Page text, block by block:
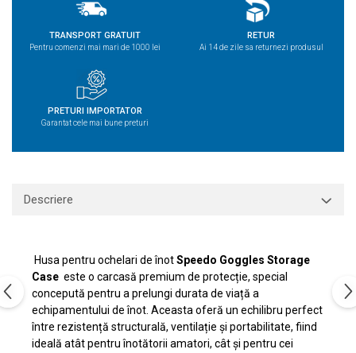
TRANSPORT GRATUIT
Pentru comenzi mai mari de 1000 lei
RETUR
Ai 14 de zile sa returnezi produsul
PRETURI IMPORTATOR
Garantat cele mai bune preturi
Descriere
Husa pentru ochelari de înotSpeedo Goggles Storage
Case este o carcasă premium de protecție, special
concepută pentru a prelungi durata de viață a
echipamentului de înot. Aceasta oferă un echilibru perfect
între rezistență structurală, ventilație și portabilitate, fiind
ideală atât pentru înotătorii amatori, cât și pentru cei